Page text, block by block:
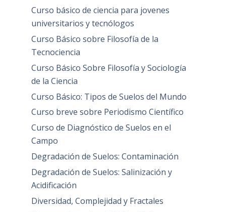
Curso básico de ciencia para jovenes
universitarios y tecnólogos
Curso Básico sobre Filosofía de la
Tecnociencia
Curso Básico Sobre Filosofía y Sociología
de la Ciencia
Curso Básico: Tipos de Suelos del Mundo
Curso breve sobre Periodismo Científico
Curso de Diagnóstico de Suelos en el
Campo
Degradación de Suelos: Contaminación
Degradación de Suelos: Salinización y
Acidificación
Diversidad, Complejidad y Fractales